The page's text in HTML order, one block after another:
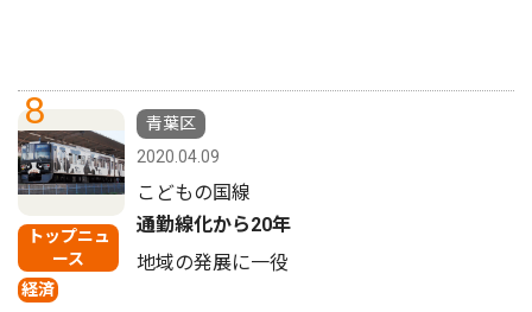
8
トップニュ
ース
経済
青葉区
2020.04.09
こどもの国線
通勤線化から20年
地域の発展に一役